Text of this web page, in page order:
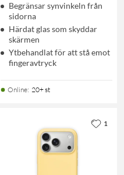
Begränsar synvinkeln från
sidorna
Härdat glas som skyddar
skärmen
Ytbehandlat för att stå emot
fingeravtryck
Online: 20+ st
1